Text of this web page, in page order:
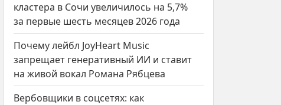
кластера в Сочи увеличилось на 5,7%
за первые шесть месяцев 2026 года
Почему лейбл JoyHeart Music
запрещает генеративный ИИ и ставит
на живой вокал Романа Рябцева
Вербовщики в соцсетях: как